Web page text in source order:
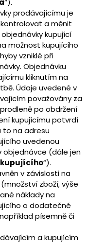
“).
prodávajícímu je
a měnit
kupující
možnost kupujícího
vzniklé při
Objednávku
kliknutím na
Údaje uvedené v
považovány za
po obdržení
kupujícímu potvrdí
to na adresu
uvedenou
objednávce (dále jen
“).
v závislosti na
zboží, výše
náklady na
o dodatečné
písemně či
a kupujícím